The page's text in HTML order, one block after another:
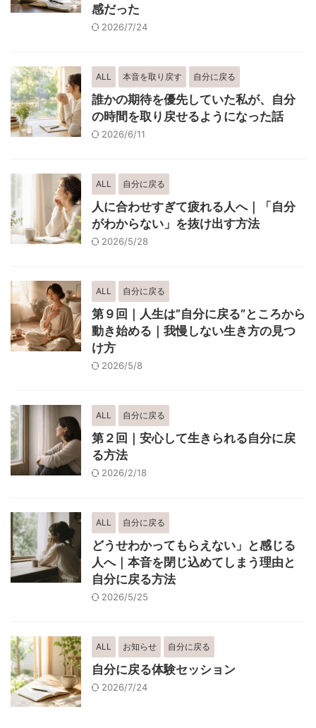
感だった
2026/7/24
ALL 本音を取り戻す 自分に戻る
誰かの期待を優先していた私が、自分
の時間を取り戻せるようになった話
2026/6/11
ALL 自分に戻る
人に合わせすぎて疲れる人へ｜「自分
がわからない」を抜け出す方法
2026/5/28
ALL 自分に戻る
第９回｜人生は”自分に戻る”ところから
動き始める｜我慢しない生き方の見つ
け方
2026/5/8
ALL 自分に戻る
第２回｜安心して生きられる自分に戻
る方法
2026/2/18
ALL 自分に戻る
どうせわかってもらえない」と感じる
人へ｜本音を閉じ込めてしまう理由と
自分に戻る方法
2026/5/25
ALL お知らせ 自分に戻る
自分に戻る体験セッション
2026/7/24